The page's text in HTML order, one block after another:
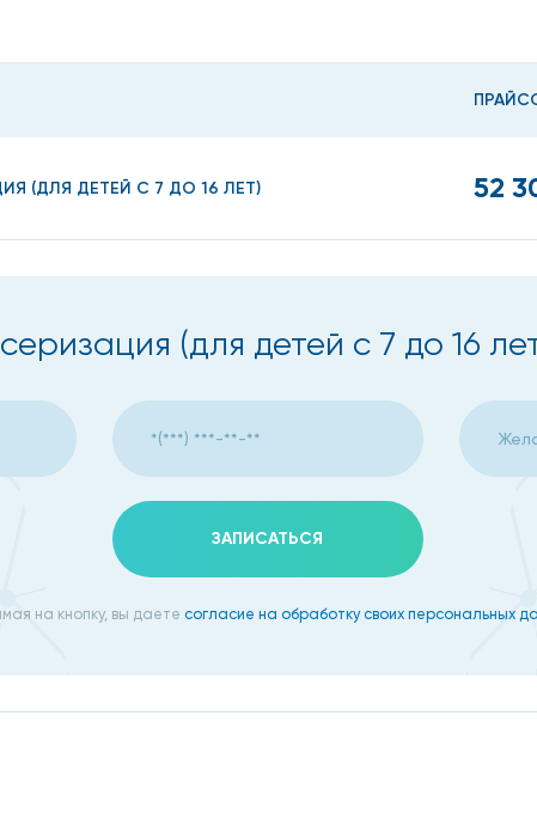
общий, билирубин прямой, АЛТ (аланиновая
щелочная фосфатаза;
(ДЛЯ ДЕТЕЙ С 7 ДО 16 ЛЕТ) 52
(для детей с 7 до 16
ЗАПИСАТЬСЯ
на кнопку, вы даете согласие на обработку своих персональных